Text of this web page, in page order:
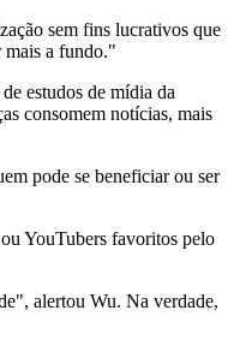
sem fins lucrativos que
mais a fundo."
estudos de mídia da
consomem notícias, mais
pode se beneficiar ou ser
YouTubers favoritos pelo
alertou Wu. Na verdade,